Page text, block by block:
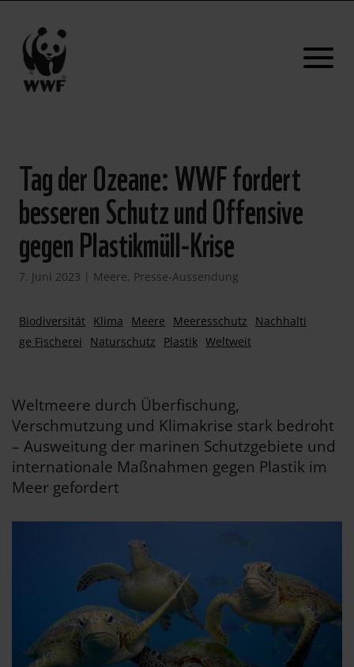
Tag der Ozeane: WWF fordert
besseren Schutz und Offensive
gegen Plastikmüll-Krise
7. Juni 2023 | Meere, Presse-Aussendung
Biodiversität Klima Meere Meeresschutz
Nachhalti
ge Fischerei
Naturschutz Plastik Weltweit
Weltmeere durch Überfischung,
Verschmutzung und Klimakrise stark bedroht
– Ausweitung der marinen Schutzgebiete und
internationale Maßnahmen gegen Plastik im
Meer gefordert